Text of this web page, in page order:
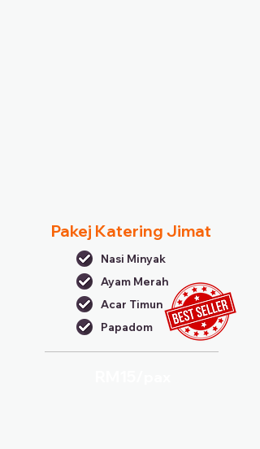
Pakej Katering Jimat
Nasi Minyak
Ayam Merah
Acar Timun
Papadom